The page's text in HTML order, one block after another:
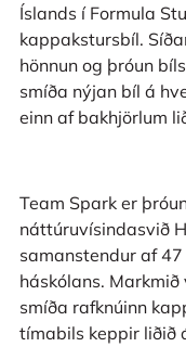
Íslands í Formula
kappakstursbíl.
hönnun og þróun
smíða nýjan bíl á
einn af bakhjörlum
Team Spark er
náttúruvísindasvið
samanstendur af
háskólans.
smíða rafknúinn
tímabils keppir liðið